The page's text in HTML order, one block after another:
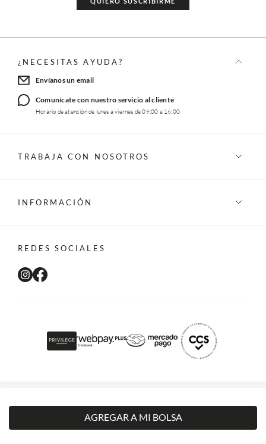
AGREGAR A MI BOLSA
¿NECESITAS AYUDA?
Envíanos un email
Comunícate con nuestro servicio al cliente
Horario de atención de lunes a viernes de 09:00 a 16:00
TRABAJA CON NOSOTROS
INFORMACIÓN
REDES SOCIALES